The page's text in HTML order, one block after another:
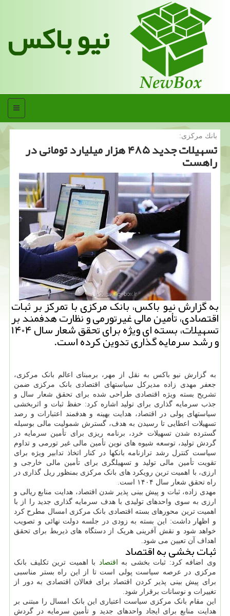
نیو باکس
منو
بانك مركزی:
تسهیلات جدید ۴۸۵ هزار میلیارد تومانی در
راهست
به گزارش نیو باکس، بانک مرکزی با تمرکز بر ثبات
اقتصادی، تأمین مالی غیرتورمی و نظارت هدفمند بر
تسهیلات، بسته ای ویژه برای تحقق شعار سال ۱۴۰۴
و رشد سرمایه گذاری تدوین کرده است.
به گزارش نیو باکس به نقل از مهر، برمبنای اعالم بانک مرکزی،
جعفر مهدی زاده مدیرکل سیاستهای اقتصادی بانک مرکزی ضمن
تشریح بسته ویژه اقتصادی طراحی شده برای تحقق شعار سال و
جذب سرمایه گذاری برای تولید اشاره کرد: حفظ ثبات و اثربخشی
سیاستهای پولی در اقتصاد، هدایت بهینه و هدفمند اعتبارات و رصد
تسهیلات اعطایی تا رسیدن به هدف، گسترش شمولیت مالی بوسیله
گسترده شدن تسهیلات خرد، برنامه ریزی برای تأمین سرمایه در
گردش تولید، توسعه شیوه های نوین تأمین مالی غیر تورمی و تداوم
سیاست کنترل رشد ترازنامه بانکها در کنار اتخاذ تدابیر ویژه برای
تقویت تأمین مالی تولید و تسهیلگری برای تأمین مالی خارجی و
ارزی، با اهمیت ترین رویکرد های بانک مرکزی بمنظور ریل گذاری در
راه تحقق شعار سال ۱۴۰۴ است.
مهدی زاده، ثبات و پیش بینی پذیر شدن اقتصاد، هدایت منابع ریالی و
ارزی به سوی واحدهای تولیدی با هدف سرمایه گذاری جدید را از با
اهمیت ترین محورهای بسته اقتصادی بانک مرکزی امسال مطرح کرد
و اظهار داشت: این بسته به زودی در جلسه دولت نهائی و تصویب
خواهد شود و نقش آفرینی هریک از دستگاه های ذیربط برای تحقق
اهداف آن تعیین می شود.
ثبات بخشی به اقتصاد
وی اضافه کرد: ثبات بخشی به اقتصاد با اهمیت ترین تکلیف بانک
مرکزی در عرصه سیاست پولی است تا از این راه بستر مناسبی
برای پیش بینی پذیر کردن اقتصاد برای فعالان اقتصادی به دور از
تغییرات و نوسانات برقرار شود.
این مقام بانک مرکزی سیاست اعتباری این بانک امسال را مبتنی بر
هدایت منابع برای ایجاد واحدهای جدید و تأمین سرمایه در گردش